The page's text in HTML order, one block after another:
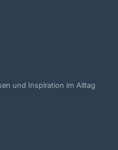
und Inspiration im Alltag